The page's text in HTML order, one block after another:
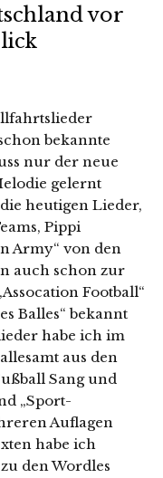
vor
bekannte
nur der neue
gelernt
heutigen Lieder,
Pippi
Army“ von den
auch schon zur
Football“
Balles“ bekannt
habe ich im
aus den
Sang und
„Sport-
Auflagen
habe ich
den Wordles